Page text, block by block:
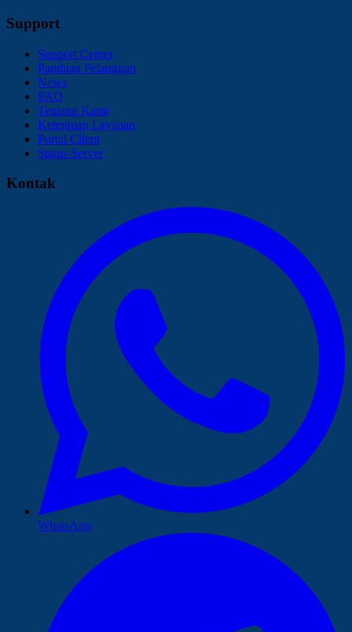
Support
Support Center
Panduan Pelanggan
News
FAQ
Tentang Kami
Ketentuan Layanan
Portal Client
Status Server
Kontak
WhatsApp